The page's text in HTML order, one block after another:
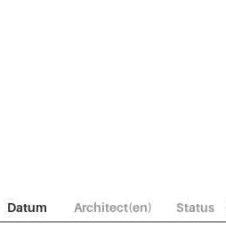
Datum Architect(en) Status